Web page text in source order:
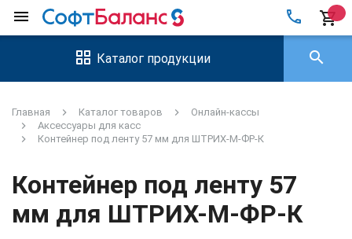
menu local_phone shopping_cart
Каталог продукции search
Главная Каталог товаров
Онлайн-кассы
Аксессуары для касс
Контейнер под ленту 57 мм для ШТРИХ-М-ФР-К
Контейнер под ленту 57
мм для ШТРИХ-М-ФР-К